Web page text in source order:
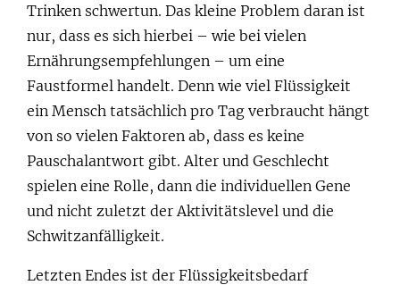
Trinken schwertun. Das kleine Problem daran ist
nur, dass es sich hierbei – wie bei vielen
Ernährungsempfehlungen – um eine
Faustformel handelt. Denn wie viel Flüssigkeit
ein Mensch tatsächlich pro Tag verbraucht hängt
von so vielen Faktoren ab, dass es keine
Pauschalantwort gibt. Alter und Geschlecht
spielen eine Rolle, dann die individuellen Gene
und nicht zuletzt der Aktivitätslevel und die
Schwitzanfälligkeit.
Letzten Endes ist der Flüssigkeitsbedarf